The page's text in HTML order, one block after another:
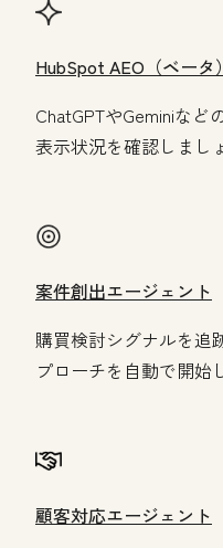
HubSpot AEO（ベータ）
ChatGPTやGeminiなど
表示状況を確認しまし
案件創出エージェント
購買検討シグナルを追
プローチを自動で開始
顧客対応エージェント